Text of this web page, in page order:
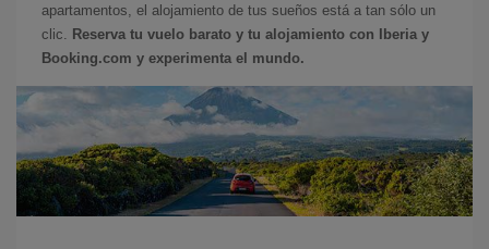
apartamentos, el alojamiento de tus sueños está a tan sólo un
clic.
Reserva tu vuelo barato y tu alojamiento con Iberia y
Booking.com y experimenta el mundo.